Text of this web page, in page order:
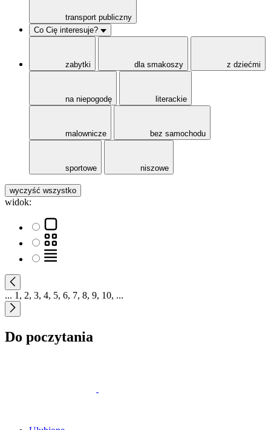
transport publiczny
Co Cię interesuje?
zabytki dla smakoszy z dziećmi
na niepogodę literackie
malownicze bez samochodu
sportowe niszowe
wyczyść wszystko
widok:
... 1 , 2, 3, 4, 5, 6, 7, 8, 9, 10, ...
Do poczytania